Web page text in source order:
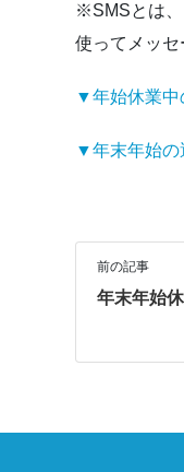
※SMSとは、
使ってメッセ
▼年始休業中
▼年末年始の
前の記事
年末年始